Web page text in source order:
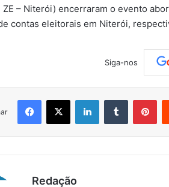
ZE – Niterói) encerraram o evento
contas eleitorais em Niterói,
Siga-nos
Redação